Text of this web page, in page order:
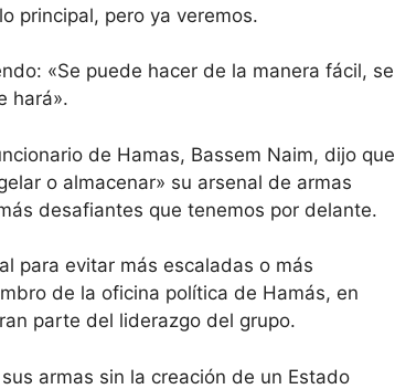
principal, pero ya veremos.
«Se puede hacer de la manera fácil, se
hará».
de Hamas, Bassem Naim, dijo que
o almacenar» su arsenal de armas
desafiantes que tenemos por delante.
para evitar más escaladas o más
de la oficina política de Hamás, en
parte del liderazgo del grupo.
armas sin la creación de un Estado